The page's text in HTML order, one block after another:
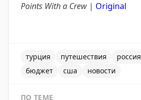
Points With a Crew | Original
турция путешествия россия
бюджет
сша новости
ПО ТЕМЕ